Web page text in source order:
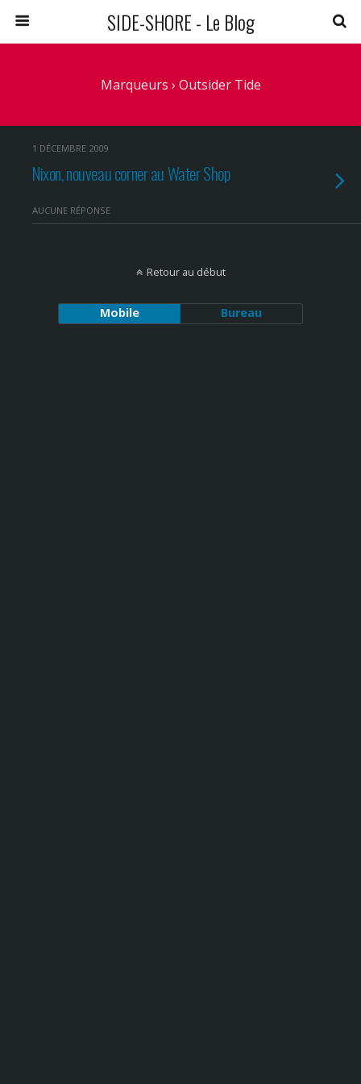
SIDE-SHORE - Le Blog
Marqueurs › Outsider Tide
1 DÉCEMBRE 2009
Nixon, nouveau corner au Water Shop
AUCUNE RÉPONSE
Retour au début
Mobile Bureau